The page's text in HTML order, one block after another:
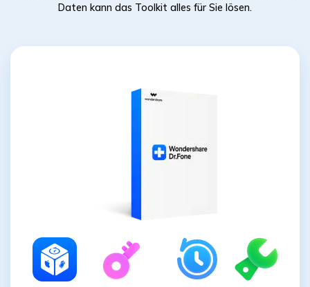
Daten kann das Toolkit alles für Sie lösen.